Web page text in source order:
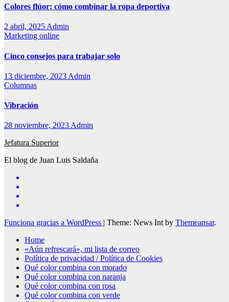
Colores flúor: cómo combinar la ropa deportiva
2 abril, 2025 Admin
Marketing online
Cinco consejos para trabajar solo
13 diciembre, 2023 Admin
Columnas
Vibración
28 noviembre, 2023 Admin
Jefatura Superior
El blog de Juan Luis Saldaña
Funciona gracias a WordPress | Theme: News Int by Themeansar.
Home
«Aún refrescará», mi lista de correo
Política de privacidad / Política de Cookies
Qué color combina con morado
Qué color combina con naranja
Qué color combina con rosa
Qué color combina con verde